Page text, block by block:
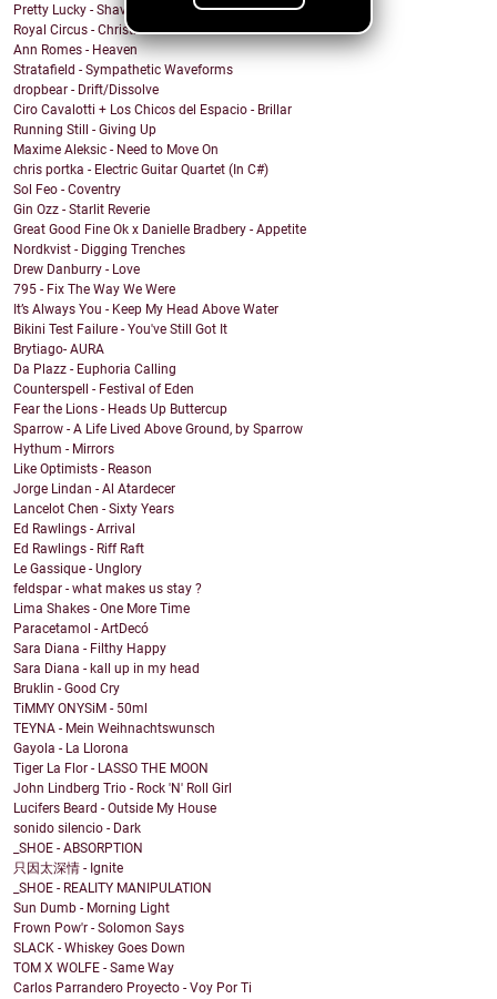
Pretty Lucky - Shave Or Sheep
Royal Circus - Christmas in blue
Ann Romes - Heaven
Stratafield - Sympathetic Waveforms
dropbear - Drift/Dissolve
Ciro Cavalotti + Los Chicos del Espacio - Brillar
Running Still - Giving Up
Maxime Aleksic - Need to Move On
chris portka - Electric Guitar Quartet (In C#)
Sol Feo - Coventry
Gin Ozz - Starlit Reverie
Great Good Fine Ok x Danielle Bradbery - Appetite
Nordkvist - Digging Trenches
Drew Danburry - Love
795 - Fix The Way We Were
It’s Always You - Keep My Head Above Water
Bikini Test Failure - You've Still Got It
Brytiago- AURA
Da Plazz - Euphoria Calling
Counterspell - Festival of Eden
Fear the Lions - Heads Up Buttercup
Sparrow - A Life Lived Above Ground, by Sparrow
Hythum - Mirrors
Like Optimists - Reason
Jorge Lindan - Al Atardecer
Lancelot Chen - Sixty Years
Ed Rawlings - Arrival
Ed Rawlings - Riff Raft
Le Gassique - Unglory
feldspar - what makes us stay ?
Lima Shakes - One More Time
Paracetamol - ArtDecó
Sara Diana - Filthy Happy
Sara Diana - kall up in my head
Bruklin - Good Cry
TiMMY ONYSiM - 50ml
TEYNA - Mein Weihnachtswunsch
Gayola - La Llorona
Tiger La Flor - LASSO THE MOON
John Lindberg Trio - Rock 'N' Roll Girl
Lucifers Beard - Outside My House
sonido silencio - Dark
_SHOE - ABSORPTION
只因太深情 - Ignite
_SHOE - REALITY MANIPULATION
Sun Dumb - Morning Light
Frown Pow'r - Solomon Says
SLACK - Whiskey Goes Down
TOM X WOLFE - Same Way
Carlos Parrandero Proyecto - Voy Por Ti